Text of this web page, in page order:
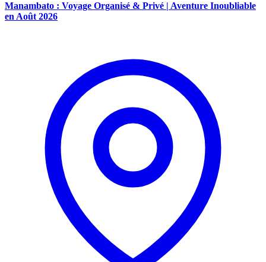
Manambato : Voyage Organisé & Privé | Aventure Inoubliable
en Août 2026